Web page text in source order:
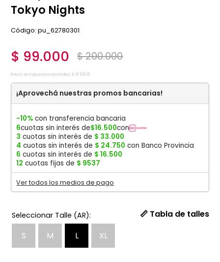
Tokyo Nights
:pu_62780301
$ 99.000 $200.000
Precio sin impuestos nacionales: $ 81 .818,18
¡Aprovechá nuestras promos bancarias!
-10% con transferencia bancaria
6cuotas sin interés de$16.500con
3 cuotas sin interés de $ 33.000
4 cuotas sin interés de $ 24.750 con Banco Provincia
6 cuotas sin interés de $ 16.500
12 cuotas fijas de $ 9537
Ver todos los medios de pago
S L
M XL
📏 Tabla de talles